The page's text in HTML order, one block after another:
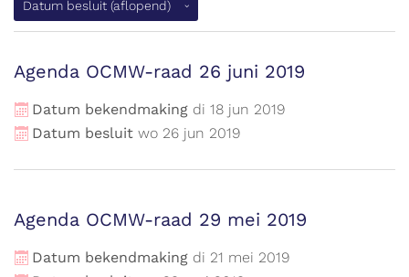
Datum besluit (aflopend)
Agenda OCMW-raad 26 juni 2019
Datum bekendmaking di 18 jun 2019
Datum besluit wo 26 jun 2019
Agenda OCMW-raad 29 mei 2019
Datum bekendmaking di 21 mei 2019